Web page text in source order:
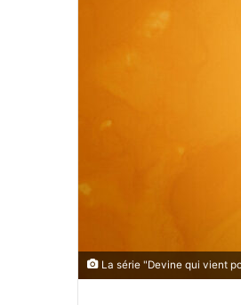
La série "Devine qui vient